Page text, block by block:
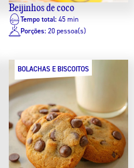
Beijinhos de coco
Tempo total: 45 min
Porções: 20 pessoa(s)
BOLACHAS E BISCOITOS